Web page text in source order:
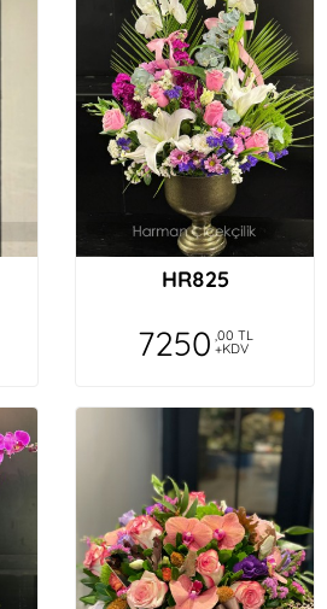
HR825
7250 ,00 TL
+KDV